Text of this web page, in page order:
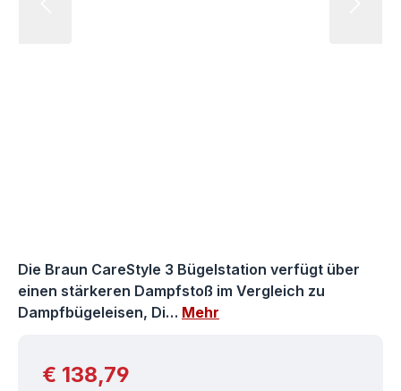
Die Braun CareStyle 3 Bügelstation verfügt über
einen stärkeren Dampfstoß im Vergleich zu
Dampfbügeleisen, Di… Mehr
Regulärer Preis:
€ 138,79